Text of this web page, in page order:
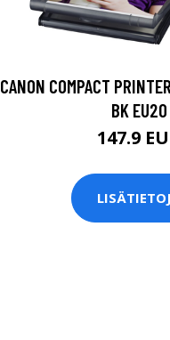
CANON COMPACT
BK EU20
147.9